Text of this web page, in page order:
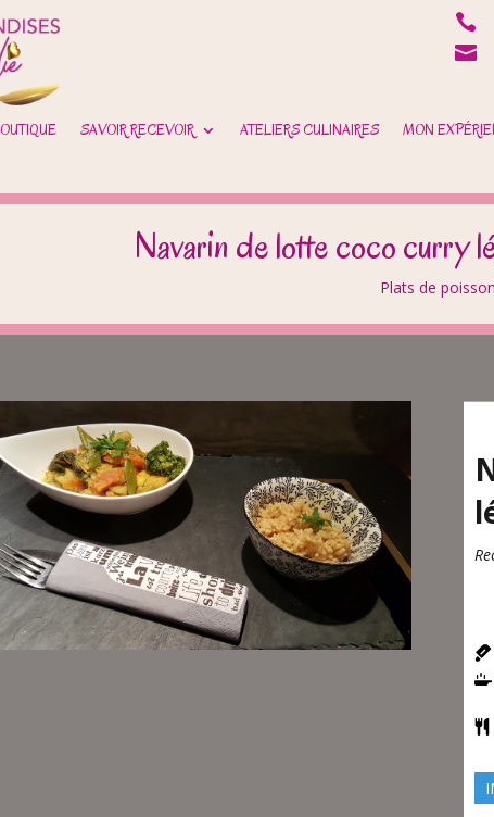


SAVOIR RECEVOIR ATELIERS CULINAIRES MON
Navarin de lotte coco curry
Plats de poisson